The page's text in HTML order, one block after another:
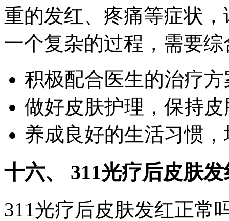
重的发红、疼痛等症状
一个复杂的过程，需要
积极配合医生的治疗方
做好皮肤护理，保持
养成良好的生活习惯
十六、 311光疗后皮肤
311光疗后皮肤发红正常